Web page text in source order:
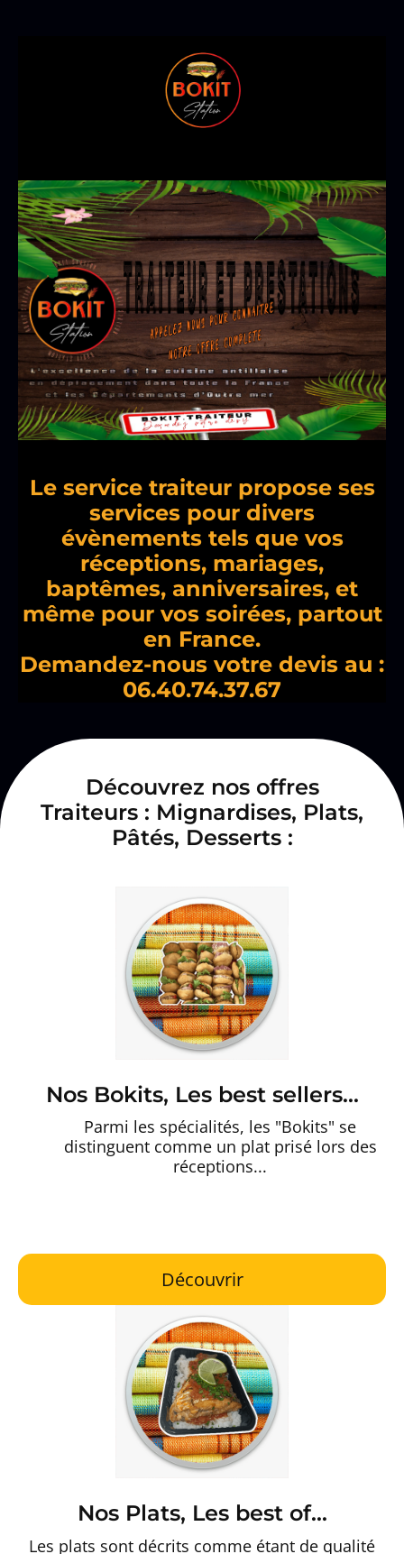
Le service traiteur propose ses
services pour divers
évènements tels que vos
réceptions, mariages,
baptêmes, anniversaires, et
même pour vos soirées, partout
en France.
Demandez-nous votre devis au :
06.40.74.37.67
Découvrez nos offres
Traiteurs : Mignardises, Plats,
Pâtés, Desserts :
Nos Bokits, Les best sellers...
Parmi les spécialités, les "Bokits" se
distinguent comme un plat prisé lors des
réceptions...
Découvrir
Nos Plats, Les best of...
Les plats sont décrits comme étant de qualité